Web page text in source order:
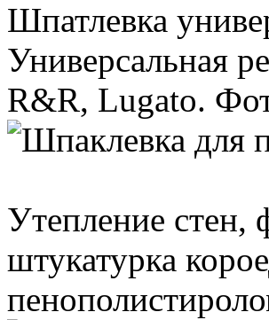
Шпатлевка
Универсальная
R&R, Lugato.
Утепление стен,
штукатурка